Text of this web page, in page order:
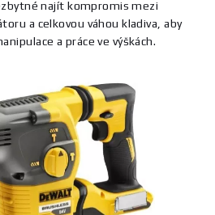
najít kompromis mezi
a celkovou váhou kladiva, aby
a práce ve výškách.